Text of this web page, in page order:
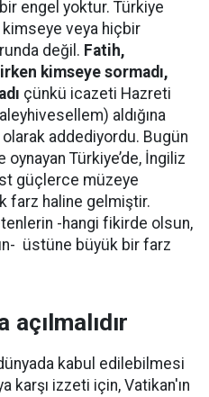
engel yoktur. Türkiye
kimseye veya hiçbir
değil. Fatih,
kimseye sormadı,
çünkü icazeti Hazreti
aldığına
addediyordu. Bugün
oynayan Türkiye’de, İngiliz
güçlerce müzeye
farz haline gelmiştir.
-hangi fikirde olsun,
üstüne büyük bir farz
kabul edilebilmesi
karşı izzeti için, Vatikan'ın